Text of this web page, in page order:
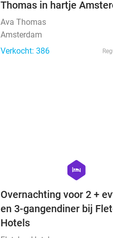
Thomas in hartje
Ava Thomas
Amsterdam
Verkocht: 386
hexagon
hotel
Overnachting voor 2 +
en 3-gangendiner bij
Hotels